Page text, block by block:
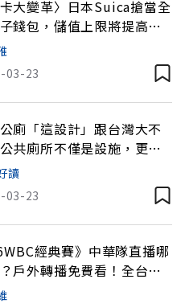
大變革〉日本Suica搶當全
錢包，儲值上限將提高至
圓
03-23
廁「這設計」跟台灣大不
共廁所不僅是設施，更隱
差異
讀
03-23
經典賽》中華隊直播哪
戶外轉播免費看！全台各
型直播派對整理